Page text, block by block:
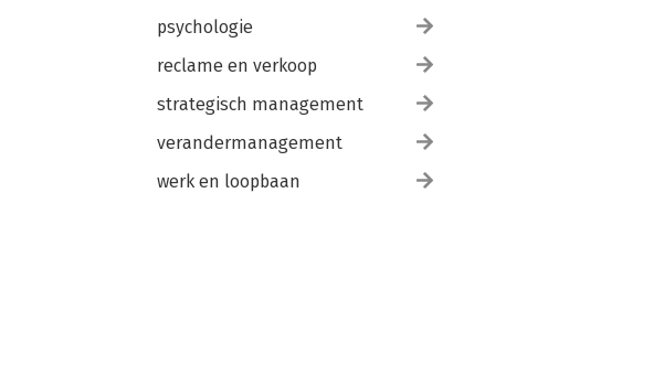
psychologie
reclame en verkoop
strategisch management
verandermanagement
werk en loopbaan